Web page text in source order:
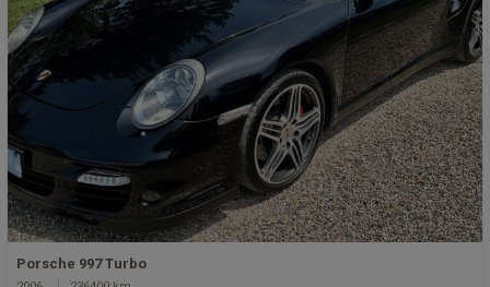
Porsche 997 Turbo